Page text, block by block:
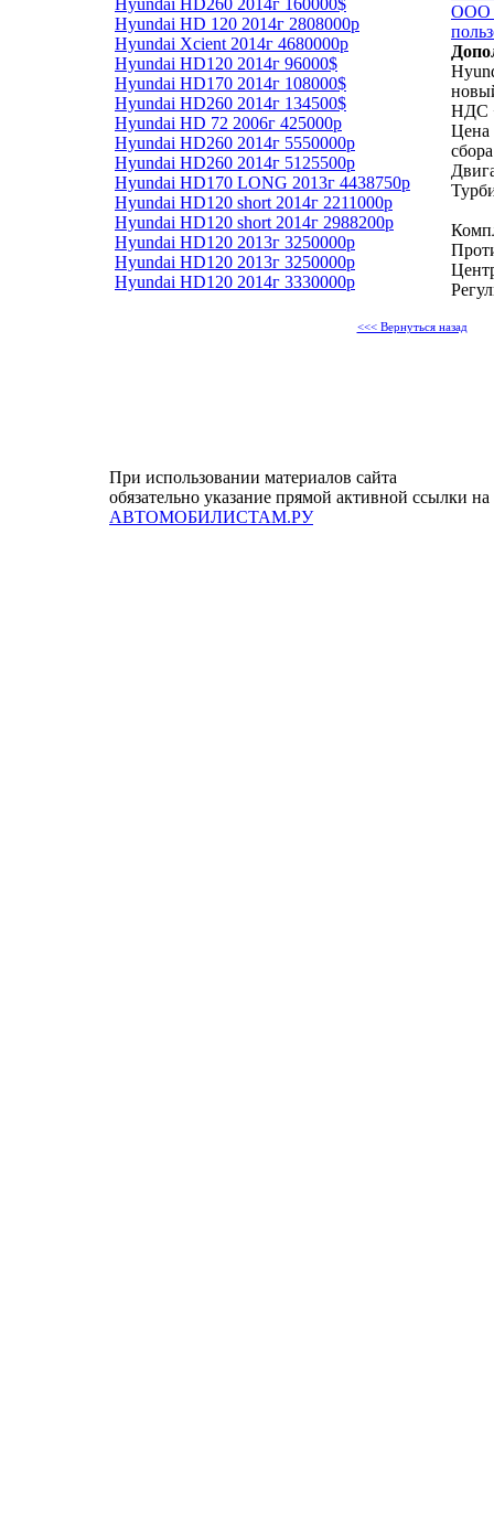
Hyundai HD260 2014г 160000$
Hyundai HD 120 2014г 2808000р
Hyundai Xcient 2014г 4680000р
Hyundai HD120 2014г 96000$
Hyundai HD170 2014г 108000$
Hyundai HD260 2014г 134500$
Hyundai HD 72 2006г 425000р
Hyundai HD260 2014г 5550000р
Hyundai HD260 2014г 5125500р
Hyundai HD170 LONG 2013г 4438750р
Hyundai HD120 short 2014г 2211000р
Hyundai HD120 short 2014г 2988200р
Hyundai HD120 2013г 3250000р
Hyundai HD120 2013г 3250000р
Hyundai HD120 2014г 3330000р
ООО
НДС
Цена
<<< Вернуться назад
При использовании материалов сайта
обязательно указание прямой активной ссылки на
АВТОМОБИЛИСТАМ.РУ